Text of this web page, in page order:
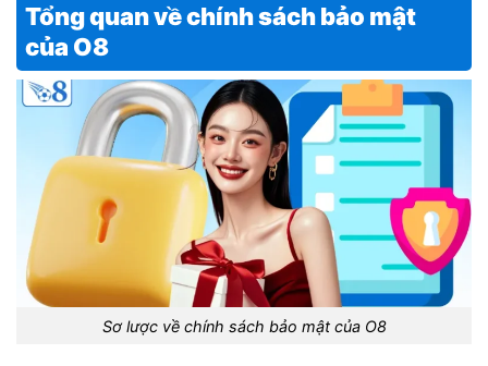
Tổng quan về chính sách bảo mật
của O8
Sơ lược về chính sách bảo mật của O8